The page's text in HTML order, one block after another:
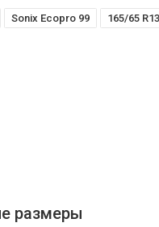
Sonix Ecopro 99 165/65 R13
размеры